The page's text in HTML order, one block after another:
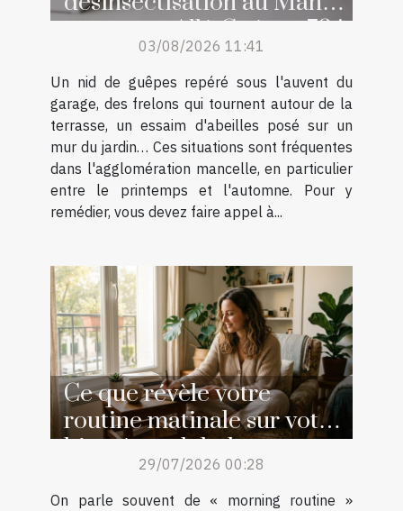
contactez Allô Guêpes 72 !
03/08/2026 11:41
Un nid de guêpes repéré sous l'auvent du
garage, des frelons qui tournent autour de la
terrasse, un essaim d'abeilles posé sur un
mur du jardin… Ces situations sont fréquentes
dans l'agglomération mancelle, en particulier
entre le printemps et l'automne. Pour y
remédier, vous devez faire appel à...
Ce que révèle votre
routine matinale sur votre
bien-être global
29/07/2026 00:28
On parle souvent de « morning routine »